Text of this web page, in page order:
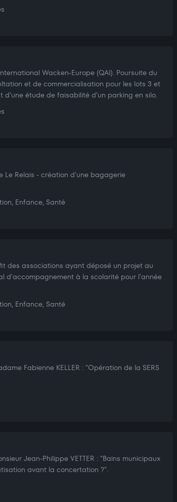
Wacken-Europe (QAI). Poursuite du
et de commercialisation pour les lots 3 et
d’une étude de faisabilité d’un parking en silo.
Le Relais - création d'une bagagerie
Enfance, Santé
des associations ayant déposé un projet au
d'accompagnement à la scolarité pour l'année
Enfance, Santé
Fabienne KELLER : "Opération de la SERS
Jean-Philippe VETTER : "Bains municipaux
avant la concertation ?".